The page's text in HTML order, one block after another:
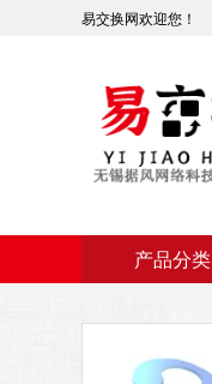
易交换网欢迎您！
产品分类